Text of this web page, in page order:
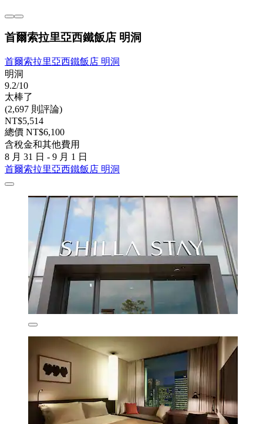
首爾索拉里亞西鐵飯店 明洞
首爾索拉里亞西鐵飯店 明洞
明洞
9.2/10
太棒了
(2,697 則評論)
NT$5,514
總價 NT$6,100
含稅金和其他費用
8 月 31 日 - 9 月 1 日
首爾索拉里亞西鐵飯店 明洞